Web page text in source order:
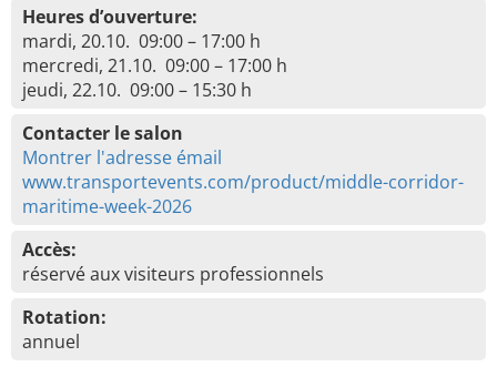
Heures d’ouverture:
mardi, 20.10. 09:00 – 17:00 h
mercredi, 21.10. 09:00 – 17:00 h
jeudi, 22.10. 09:00 – 15:30 h
Contacter le salon
Montrer l'adresse émail
www.transportevents.com/product/middle-corridor-
maritime-week-2026
Accès:
réservé aux visiteurs professionnels
Rotation:
annuel